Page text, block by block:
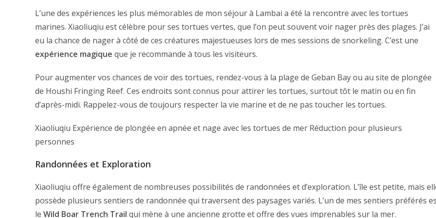
L’une des expériences les plus mémorables de mon séjour à Lambai a été la rencontre avec les tortues
marines. Xiaoliuqiu est célèbre pour ses tortues vertes, que l’on peut souvent voir nager près des plages. J’ai
eu la chance de nager à côté de ces créatures majestueuses lors de mes sessions de snorkeling. C’est une
expérience magique que je recommande à tous les visiteurs.
Pour augmenter vos chances de voir des tortues, rendez-vous à la plage de Geban Bay ou au site de plongée
de Houshi Fringing Reef. Ces endroits sont connus pour attirer les tortues, surtout tôt le matin ou en fin
d’après-midi. Rappelez-vous de toujours respecter la vie marine et de ne pas toucher les tortues.
Xiaoliuqiu Expérience de plongée en apnée et nage avec les tortues de mer Réduction pour plusieurs
personnes
Randonnées et Exploration
Xiaoliuqiu offre également de nombreuses possibilités de randonnées et d’exploration. L’île est petite, mais
possède plusieurs sentiers de randonnée qui traversent des paysages variés. L’un de mes sentiers préférés
le Wild Boar Trench Trail qui mène à une ancienne grotte et offre des vues imprenables sur la mer.